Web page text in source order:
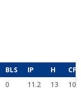
BLS IP H
CP
0 11.2 13
10